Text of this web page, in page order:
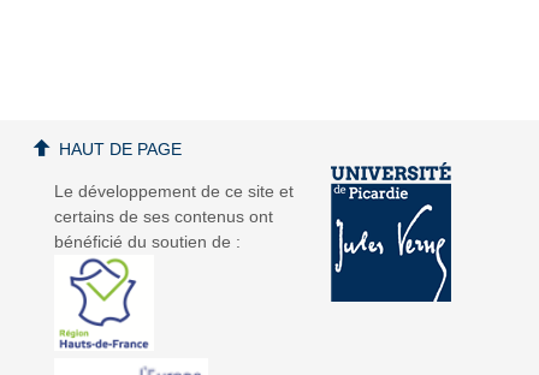
v
v
Le développement de ce site et
certains de ses contenus ont
bénéficié du soutien de :
HAUT DE PAGE